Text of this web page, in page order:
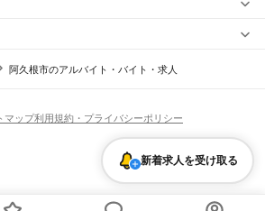
薩摩郡出水郡姶良郡曽於郡肝属郡 熊毛郡
串木野駅神村学園前駅 市来駅 湯之元駅
院駅広木駅鹿児島中央駅鹿児島駅
央)
霧島神宮駅 国分駅隼人駅加治木駅錦江駅
鹿児島中央駅
)
皿洗い・洗い場精肉・鮮魚加工
バー（BAR）・バーテンダー
飲食店（店長・マネージャー）
髪型・髪色自由ひげOKネイルOK
留学生・外国人活躍中
鹿児島県阿久根
阿久根市のアルバイト・バイト・求人
新着求人を受け取る
マップ利用規約・プライバシーポリシー